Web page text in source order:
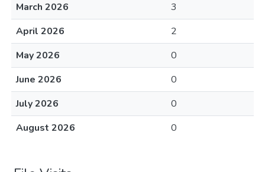
March 2026
3
April 2026
2
May 2026
0
June 2026
0
July 2026
0
August 2026
0